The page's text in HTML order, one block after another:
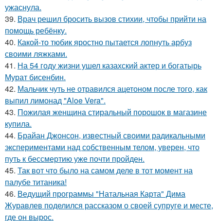
ужаснула.
39. Врач решил бросить вызов стихии, чтобы прийти на
помощь ребёнку.
40. Какой-то тюбик яростно пытается лопнуть арбуз
своими ляжками.
41. На 54 году жизни ушел казахский актер и богатырь
Мурат бисенбин.
42. Мальчик чуть не отравился ацетоном после того, как
выпил лимонад "Aloe Vera".
43. Пожилая женщина стиральный порошок в магазине
купила.
44. Брайан Джонсон, известный своими радикальными
экспериментами над собственным телом, уверен, что
путь к бессмертию уже почти пройден.
45. Так вот что было на самом деле в тот момент на
палубе титаника!
46. Ведущий программы "Натальная Карта" Дима
Журавлев поделился рассказом о своей супруге и месте,
где он вырос.